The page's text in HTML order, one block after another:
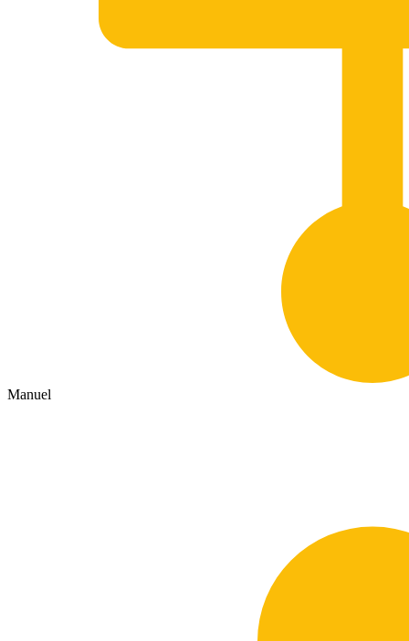
Manuel